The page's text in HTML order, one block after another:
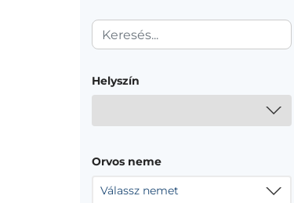
Helyszín
Orvos neme
Válassz nemet